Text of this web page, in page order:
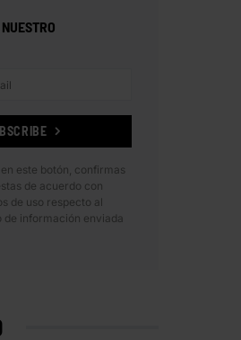
NUESTRO
en este botón, confirmas
de acuerdo con
de uso respecto al
de información enviada